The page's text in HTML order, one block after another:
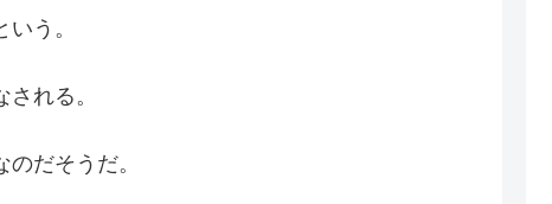
いう。
れる。
だそうだ。